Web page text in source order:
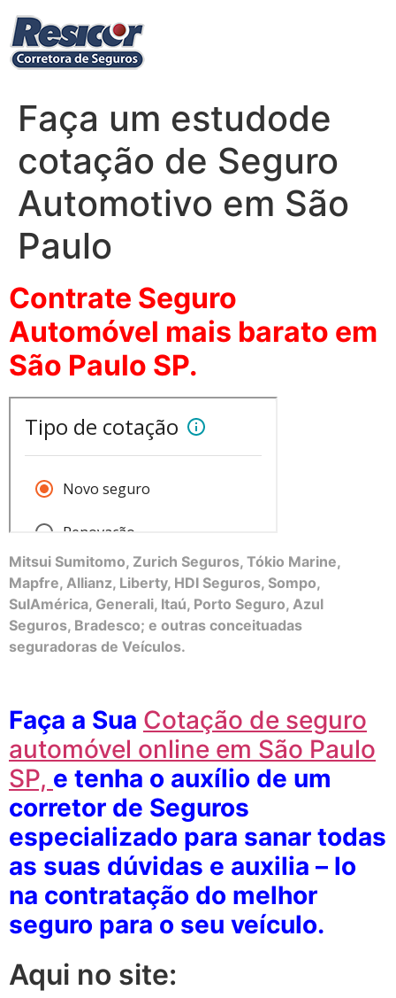
para
conteúdo
Faça um estudode
cotação de Seguro
Automotivo em São
Paulo
Contrate Seguro
Automóvel mais barato em
São Paulo SP.
Mitsui Sumitomo, Zurich Seguros, Tókio Marine,
Mapfre, Allianz, Liberty, HDI Seguros, Sompo,
SulAmérica, Generali, Itaú, Porto Seguro, Azul
Seguros, Bradesco; e outras conceituadas
seguradoras de Veículos.
Faça a Sua Cotação de seguro
automóvel online em São Paulo
SP, e tenha o auxílio de um
corretor de Seguros
especializado para sanar todas
as suas dúvidas e auxilia – lo
na contratação do melhor
seguro para o seu veículo.
Aqui no site: